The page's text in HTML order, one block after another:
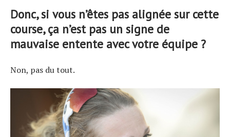
Donc, si vous n’êtes pas alignée sur cette
course, ça n’est pas un signe de
mauvaise entente avec votre équipe ?
Non, pas du tout.